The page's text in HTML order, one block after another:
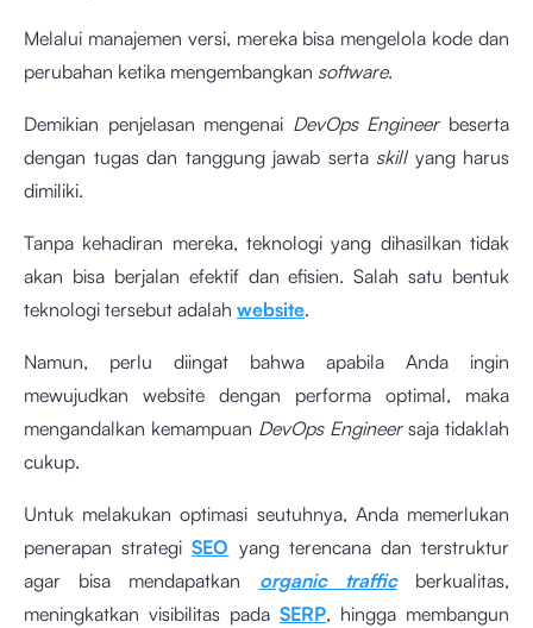
Melalui manajemen versi, mereka bisa mengelola kode dan
perubahan ketika mengembangkan software.
Demikian penjelasan mengenai DevOps Engineerbeserta
dengan tugas dan tanggung jawab serta skill yang harus
dimiliki.
Tanpa kehadiran mereka, teknologi yang dihasilkan tidak
akan bisa berjalan efektif dan efisien. Salah satu bentuk
teknologi tersebut adalah website.
Namun, perlu diingat bahwa apabila Anda ingin
mewujudkan website dengan performa optimal, maka
mengandalkan kemampuan DevOps Engineer saja tidaklah
cukup.
Untuk melakukan optimasi seutuhnya, Anda memerlukan
penerapan strategiSEO yang terencana dan terstruktur
agar bisa mendapatkan organic traffic
berkualitas,
meningkatkan visibilitas pada SERP, hingga membangun